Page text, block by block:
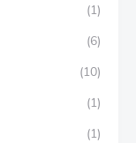
(1)
(6)
(10)
(1)
(1)